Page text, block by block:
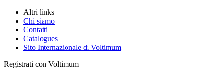
Altri links
Chi siamo
Contatti
Catalogues
Sito Internazionale di Voltimum
Registrati con Voltimum